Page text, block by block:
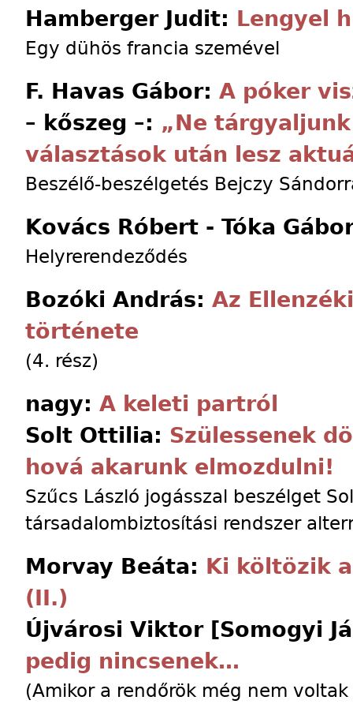
Hamberger Judit: Lengyel
Egy dühös francia szemével
F. Havas Gábor: A póker
– kőszeg –: „Ne
választások után lesz
Beszélő-beszélgetés Bejczy
Kovács Róbert - Tóka
Helyrerendeződés
Bozóki András: Az
története
(4. rész)
nagy: A keleti partról
Solt Ottilia: Szülessenek
hová akarunk elmozdulni!
Szűcs László jogásszal beszélget
társadalombiztosítási rendszer
Morvay Beáta: Ki költözik
(II.)
Újvárosi Viktor [Somogyi
pedig nincsenek…
(Amikor a rendőrök még nem